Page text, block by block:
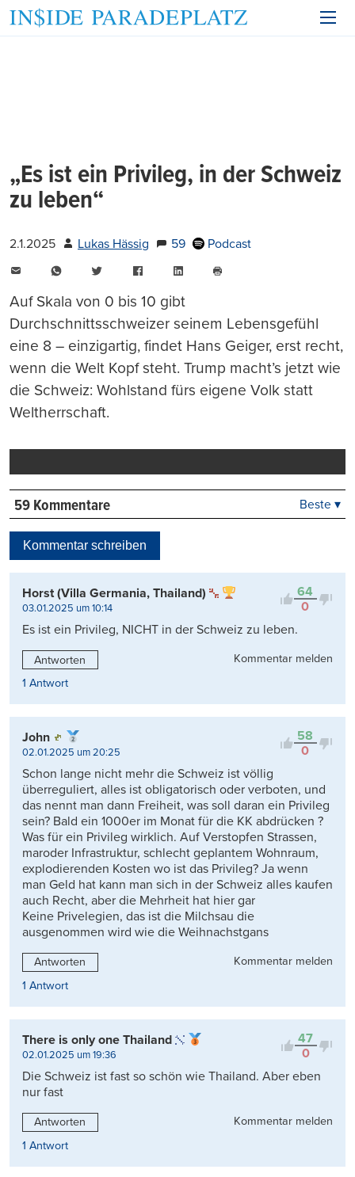
„Es ist ein Privileg, in der Schweiz
zu leben“
2.1.2025 Lukas Hässig 59
Podcast
WhatsAppTwitter FacebookLinkedIn
Auf Skala von 0 bis 10 gibt
Durchschnittsschweizer seinem Lebensgefühl
eine 8 – einzigartig, findet Hans Geiger, erst recht,
wenn die Welt Kopf steht. Trump macht’s jetzt wie
die Schweiz: Wohlstand fürs eigene Volk statt
Weltherrschaft.
59 Kommentare
Kontrovers
Beste ▾
Kommentar schreiben
64
0
Horst (Villa Germania, Thailand)
03.01.2025 um 10:14
Es ist ein Privileg, NICHT in der Schweiz zu leben.
Antworten
Kommentar melden
1 Antwort
58
0
John
02.01.2025 um 20:25
Schon lange nicht mehr die Schweiz ist völlig
überreguliert, alles ist obligatorisch oder verboten, und
das nennt man dann Freiheit, was soll daran ein Privileg
sein? Bald ein 1000er im Monat für die KK abdrücken ?
Was für ein Privileg wirklich. Auf Verstopfen Strassen,
maroder Infrastruktur, schlecht geplantem Wohnraum,
explodierenden Kosten wo ist das Privileg? Ja wenn
man Geld hat kann man sich in der Schweiz alles kaufen
auch Recht, aber die Mehrheit hat hier gar
Keine Privelegien, das ist die Milchsau die
ausgenommen wird wie die Weihnachstgans
Antworten
Kommentar melden
1 Antwort
47
0
There is only one Thailand
02.01.2025 um 19:36
Die Schweiz ist fast so schön wie Thailand. Aber eben
nur fast
Antworten
Kommentar melden
1 Antwort